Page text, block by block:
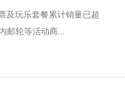
及玩乐套餐累计销量已超
邮轮等活动商...